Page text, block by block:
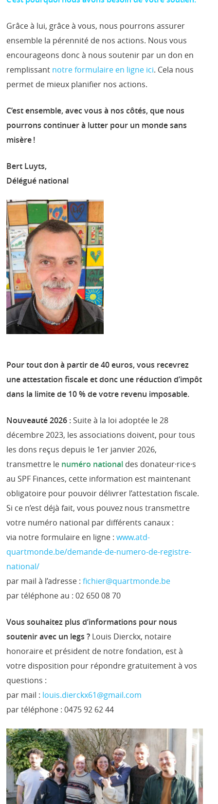
Grâce à lui, grâce à vous, nous pourrons assurer
ensemble la pérennité de nos actions. Nous vous
encourageons donc à nous soutenir par un don en
remplissant notre formulaire en ligne ici. Cela nous
permet de mieux planifier nos actions.
C’est ensemble, avec vous à nos côtés, que nous
pourrons continuer à lutter pour un monde sans
misère !
Bert Luyts,
Délégué national
Pour tout don à partir de 40 euros, vous recevrez
une attestation fiscale et donc une réduction d’impôt
dans la limite de 10 % de votre revenu imposable.
Nouveauté 2026 : Suite à la loi adoptée le 28
décembre 2023, les associations doivent, pour tous
les dons reçus depuis le 1er janvier 2026,
transmettre le numéro national des donateur·rice·s
au SPF Finances, cette information est maintenant
obligatoire pour pouvoir délivrer l’attestation fiscale.
Si ce n’est déjà fait, vous pouvez nous transmettre
votre numéro national par différents canaux :
via notre formulaire en ligne :www.atd-
quartmonde.be/demande-de-numero-de-registre-
national/
par mail à l’adresse :fichier@quartmonde.be
par téléphone au : 02 650 08 70
Vous souhaitez plus d’informations pour nous
soutenir avec un legs ? Louis Dierckx, notaire
honoraire et président de notre fondation, est à
votre disposition pour répondre gratuitement à vos
questions :
par mail : louis.dierckx61@gmail.com
par téléphone : 0475 92 62 44